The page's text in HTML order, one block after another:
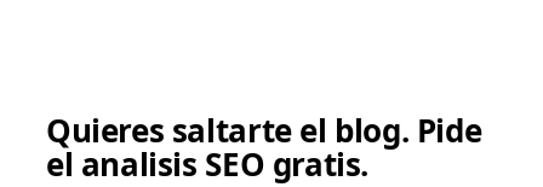
Quieres saltarte el blog. Pide
el analisis SEO gratis.